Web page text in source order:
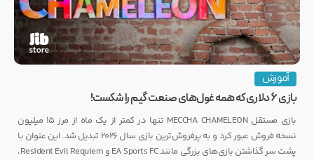
آموزش
بازی ۶ دلاری که همه غول‌های صنعت گیم را شکست!
بازی مستقل MECCHA CHAMELEON تنها در کمتر از یک ماه از مرز ۱۵ میلیون
نسخه فروش عبور کرد و به پرفروش‌ترین بازی سال ۲۰۲۶ تبدیل شد. این عنوان با
پشت سر گذاشتن بازی‌های بزرگی مانند EA Sports FC و Resident Evil Requiem،